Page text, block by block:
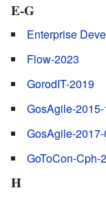
E-G
Enterprise
Flow-2023
GorodIT-2019
GosAgile-2015-
GosAgile-
GoToCon-Cph-
H